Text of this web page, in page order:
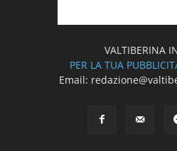
VALTIBERINA
PER LA TUA
Email: